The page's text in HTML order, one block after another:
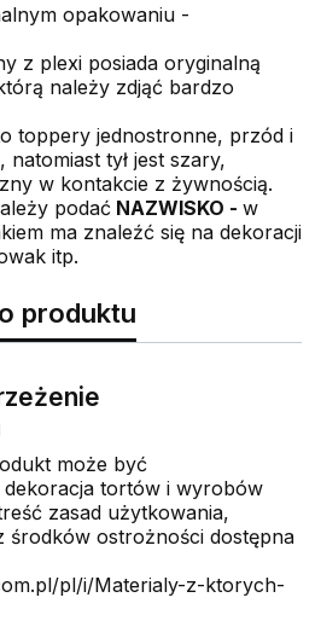
opakowaniu -
z plexi posiada oryginalną
należy zdjąć bardzo
toppery jednostronne, przód i
tył jest szary,
w kontakcie z żywnością.
podać NAZWISKO - w
ma znaleźć się na dekoracji
itp.
produktu
może być
tortów i wyrobów
zasad użytkowania,
środków ostrożności dostępna
pl/i/Materialy-z-ktorych-